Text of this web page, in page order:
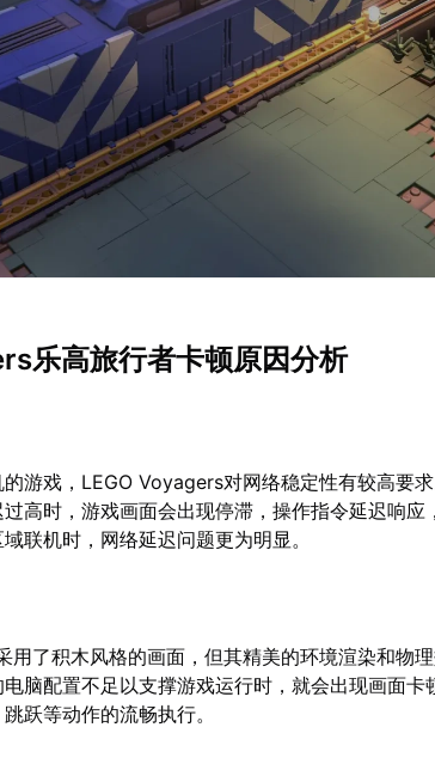
乐高旅行者卡顿原因分析
游戏，LEGO Voyagers对网络稳定性有较高要
高时，游戏画面会出现停滞，操作指令延迟响应
联机时，网络延迟问题更为明显。
用了积木风格的画面，但其精美的环境渲染和物
脑配置不足以支撑游戏运行时，就会出现画面卡
跃等动作的流畅执行。